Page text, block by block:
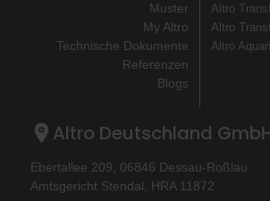
Muster
My Altro
Technische Dokumente
Referenzen
Blogs
Altro
Altro
Altro
Altro Deutschland
Ebertallee 209, 06846 Dessau-Roßlau
Amtsgericht Stendal, HRA 11872